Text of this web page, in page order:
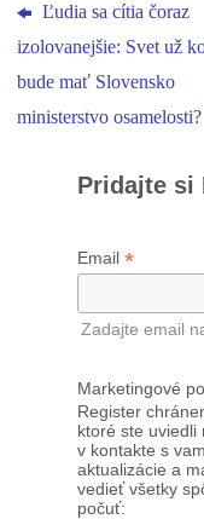
Ľudia sa cítia čoraz
izolovanejšie: Svet už
bude mať Slovensko
ministerstvo osamelosti?
Pridajte si
Email *
Zadajte email
Marketingové
Register
ktoré ste uviedli
v kontakte s
aktualizácie a
vedieť všetky
počuť: